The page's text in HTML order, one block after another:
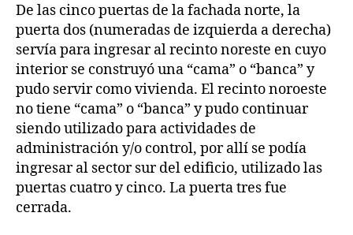
De las cinco puertas de la fachada norte, la
puerta dos (numeradas de izquierda a derecha)
servía para ingresar al recinto noreste en cuyo
interior se construyó una “cama” o “banca” y
pudo servir como vivienda. El recinto noroeste
no tiene “cama” o “banca” y pudo continuar
siendo utilizado para actividades de
administración y/o control, por allí se podía
ingresar al sector sur del edificio, utilizado las
puertas cuatro y cinco. La puerta tres fue
cerrada.